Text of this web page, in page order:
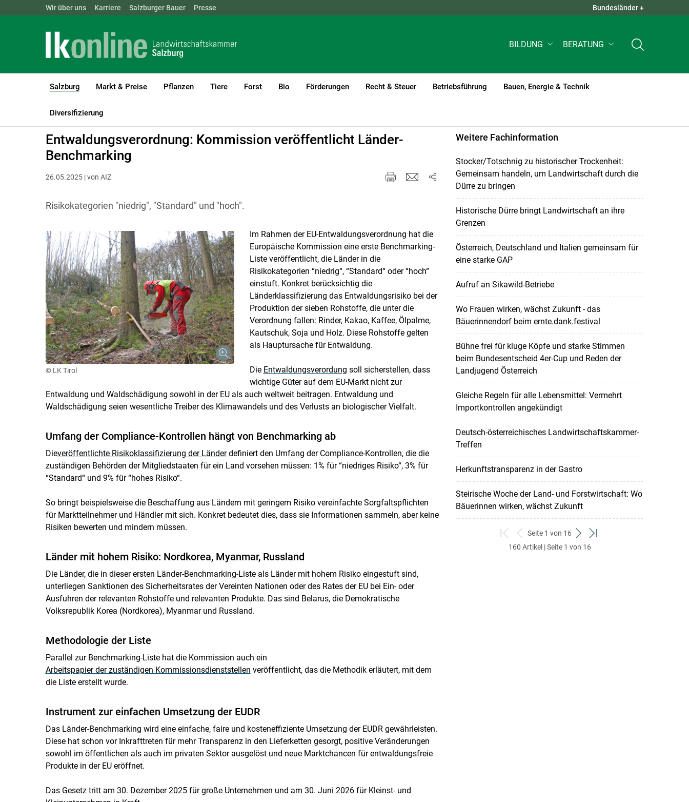
Skip to main content
Landwirtschaftskammern: ÖSTERREICH BGLD KTN QUICK LINKS +
Wir über uns Karriere Salzburger Bauer Presse Bundesländer +
BILDUNG BERATUNG
Salzburg
(current)1
Markt & Preise Pflanzen Tiere Forst Bio Förderungen Recht & Steuer Betriebsführung Bauen, Energie & Technik
Diversifizierung
LK Salzburg Salzburg
Entwaldungsverordnung: Kommission veröffentlicht Länder-
Benchmarking
26.05.2025 | von AIZ
Risikokategorien "niedrig", "Standard" und "hoch".
© LK Tirol
Im Rahmen der EU-Entwaldungsverordnung hat die
Europäische Kommission eine erste Benchmarking-
Liste veröffentlicht, die Länder in die
Risikokategorien “niedrig“, “Standard“ oder “hoch“
einstuft. Konkret berücksichtig die
Länderklassifizierung das Entwaldungsrisiko bei der
Produktion der sieben Rohstoffe, die unter die
Verordnung fallen: Rinder, Kakao, Kaffee, Ölpalme,
Kautschuk, Soja und Holz. Diese Rohstoffe gelten
als Hauptursache für Entwaldung.
Die Entwaldungsverordung soll sicherstellen, dass
wichtige Güter auf dem EU-Markt nicht zur
Entwaldung und Waldschädigung sowohl in der EU als auch weltweit beitragen. Entwaldung und
Waldschädigung seien wesentliche Treiber des Klimawandels und des Verlusts an biologischer Vielfalt.
Umfang der Compliance-Kontrollen hängt von Benchmarking ab
Dieveröffentlichte Risikoklassifizierung der Länderdefiniert den Umfang der Compliance-Kontrollen, die die
zuständigen Behörden der Mitgliedstaaten für ein Land vorsehen müssen: 1% für “niedriges Risiko“, 3% für
“Standard“ und 9% für “hohes Risiko“.
So bringt beispielsweise die Beschaffung aus Ländern mit geringem Risiko vereinfachte Sorgfaltspflichten
für Marktteilnehmer und Händler mit sich. Konkret bedeutet dies, dass sie Informationen sammeln, aber keine
Risiken bewerten und mindern müssen.
Länder mit hohem Risiko: Nordkorea, Myanmar, Russland
Die Länder, die in dieser ersten Länder-Benchmarking-Liste als Länder mit hohem Risiko eingestuft sind,
unterliegen Sanktionen des Sicherheitsrates der Vereinten Nationen oder des Rates der EU bei Ein- oder
Ausfuhren der relevanten Rohstoffe und relevanten Produkte. Das sind Belarus, die Demokratische
Volksrepublik Korea (Nordkorea), Myanmar und Russland.
Methodologie der Liste
Parallel zur Benchmarking-Liste hat die Kommission auch ein
Arbeitspapier der zuständigen Kommissionsdienststellen veröffentlicht, das die Methodik erläutert, mit dem
die Liste erstellt wurde.
Instrument zur einfachen Umsetzung der EUDR
Das Länder-Benchmarking wird eine einfache, faire und kosteneffiziente Umsetzung der EUDR gewährleisten.
Diese hat schon vor Inkrafttreten für mehr Transparenz in den Lieferketten gesorgt, positive Veränderungen
sowohl im öffentlichen als auch im privaten Sektor ausgelöst und neue Marktchancen für entwaldungsfreie
Produkte in der EU eröffnet.
Das Gesetz tritt am 30. Dezember 2025 für große Unternehmen und am 30. Juni 2026 für Kleinst- und
Weitere Fachinformation
Stocker/Totschnig zu historischer Trockenheit:
Gemeinsam handeln, um Landwirtschaft durch die
Dürre zu bringen
Historische Dürre bringt Landwirtschaft an ihre
Grenzen
Österreich, Deutschland und Italien gemeinsam für
eine starke GAP
Aufruf an Sikawild-Betriebe
Wo Frauen wirken, wächst Zukunft - das
Bäuerinnendorf beim ernte.dank.festival
Bühne frei für kluge Köpfe und starke Stimmen
beim Bundesentscheid 4er-Cup und Reden der
Landjugend Österreich
Gleiche Regeln für alle Lebensmittel: Vermehrt
Importkontrollen angekündigt
Deutsch-österreichisches Landwirtschaftskammer-
Treffen
Herkunftstransparenz in der Gastro
Steirische Woche der Land- und Forstwirtschaft: Wo
Bäuerinnen wirken, wächst Zukunft
zum
ersten
zurück
zum
Seite 1 von 16
weiter
zum
zum
160 Artikel | Seite 1 von 16